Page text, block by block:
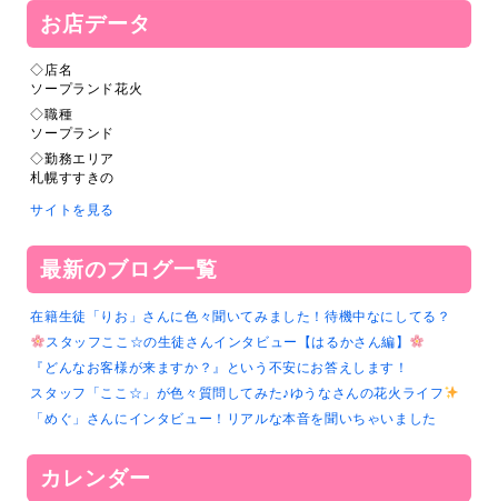
お店データ
◇店名
ソープランド花火
◇職種
ソープランド
◇勤務エリア
札幌すすきの
サイトを見る
最新のブログ一覧
在籍生徒「りお」さんに色々聞いてみました！待機中なにしてる？
スタッフここ☆の生徒さんインタビュー【はるかさん編】
『どんなお客様が来ますか？』という不安にお答えします！
スタッフ「ここ☆」が色々質問してみた♪ゆうなさんの花火ライフ
「めぐ」さんにインタビュー！リアルな本音を聞いちゃいました
カレンダー